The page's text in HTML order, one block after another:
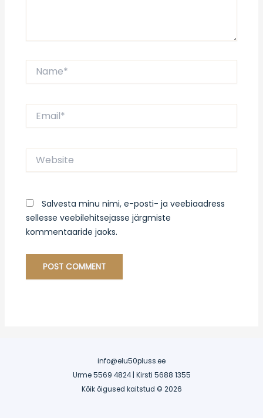
Website
Salvesta minu nimi, e-posti- ja veebiaadress
sellesse veebilehitsejasse järgmiste
kommentaaride jaoks.
info@elu50pluss.ee
Urme 5569 4824 | Kirsti 5688 1355
Kõik õigused kaitstud © 2026